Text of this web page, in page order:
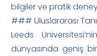
bilgiler ve pratik
### Uluslararası
Leeds
dünyasında geniş bir